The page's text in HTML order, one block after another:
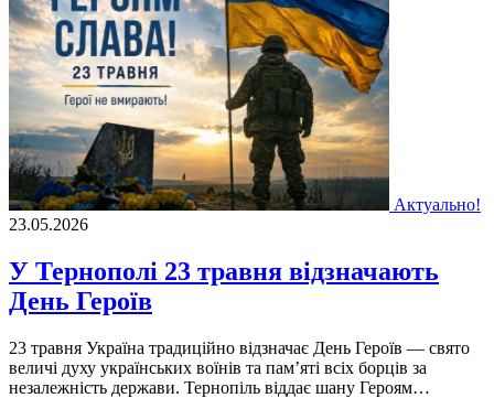
Актуально!
23.05.2026
У Тернополі 23 травня відзначають
День Героїв
23 травня Україна традиційно відзначає День Героїв — свято
величі духу українських воїнів та пам’яті всіх борців за
незалежність держави. Тернопіль віддає шану Героям…